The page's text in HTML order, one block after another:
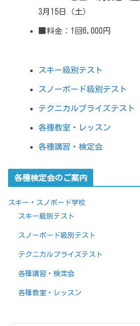
3月15日（土）
■料金：1回6,000円
スキー級別テスト
スノーボード級別テスト
テクニカルプライズテスト
各種教室・レッスン
各種講習・検定会
各種検定会のご案内
スキー・スノボード学校
スキー級別テスト
スノーボード級別テスト
テクニカルプライズテスト
各種講習・検定会
各種教室・レッスン